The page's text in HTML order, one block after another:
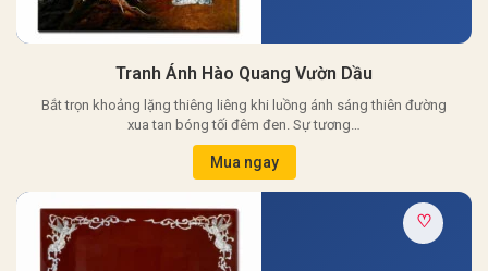
Tranh Ánh Hào Quang Vườn Dầu
Bắt trọn khoảng lặng thiêng liêng khi luồng ánh sáng thiên đường
xua tan bóng tối đêm đen. Sự tương…
Mua ngay
♡